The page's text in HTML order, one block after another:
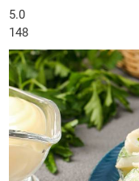
5.0
148